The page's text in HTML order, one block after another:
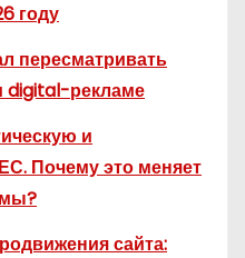
году
пересматривать
digital-рекламе
и
Почему это меняет
сайта: